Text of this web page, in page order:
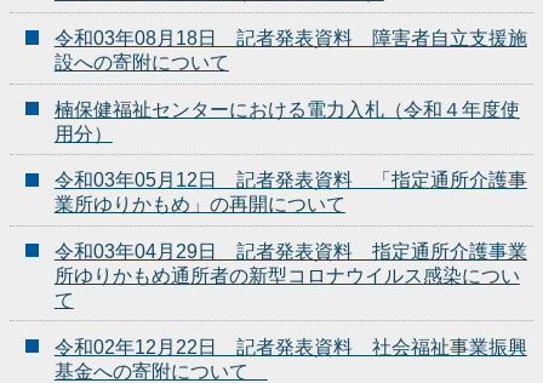
令和03年08月18日 記者発表資料 障害者自立支援施
設への寄附について
楠保健福祉センターにおける電力入札（令和４年度使
用分）
令和03年05月12日 記者発表資料 「指定通所介護事
業所ゆりかもめ」の再開について
令和03年04月29日 記者発表資料 指定通所介護事業
所ゆりかもめ通所者の新型コロナウイルス感染につい
て
令和02年12月22日 記者発表資料 社会福祉事業振興
基金への寄附について